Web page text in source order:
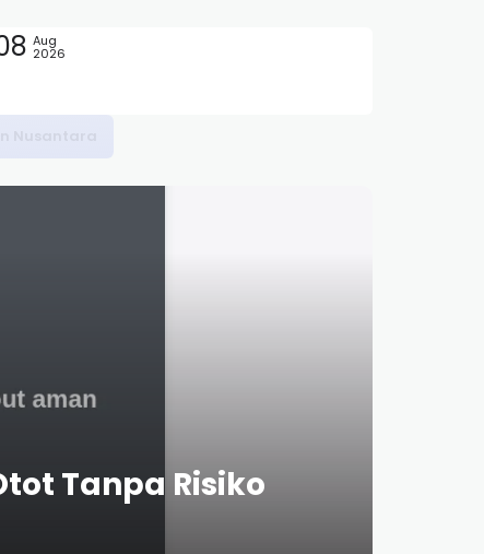
Aug
2026
Tanpa Risiko